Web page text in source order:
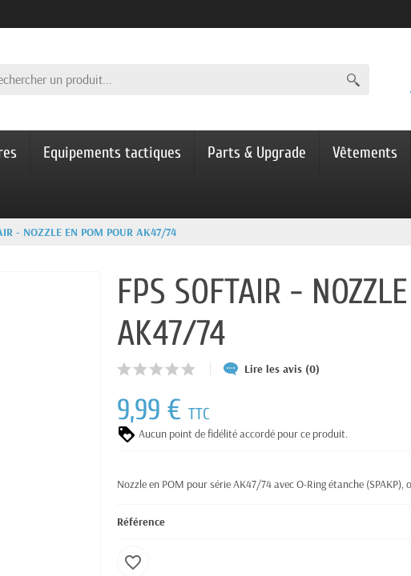
Equipements tactiques Parts & Upgrade Vêtements
- NOZZLE EN POM POUR AK47/74
FPS SOFTAIR -
AK47/74
Lire les avis (0)
9,99 €TTC
Aucun point de fidélité accordé pour ce produit.
Nozzle en POM pour série AK47/74 avec O-Ring étanche (SPAKP),
Référence
favorite_border